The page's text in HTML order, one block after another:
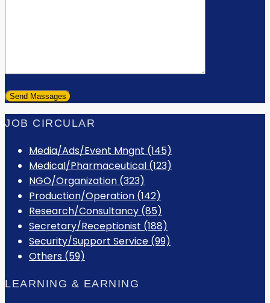
JOB CIRCULAR
Media/Ads/Event Mngnt (145)
Medical/Pharmaceutical (123)
NGO/Organization (323)
Production/Operation (142)
Research/Consultancy (85)
Secretary/Receptionist (188)
Security/Support Service (99)
Others (59)
LEARNING & EARNING